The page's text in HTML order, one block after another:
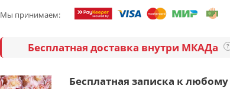
Мы принимаем:
Бесплатная доставка внутри МКАДа ?
Бесплатная записка к любому